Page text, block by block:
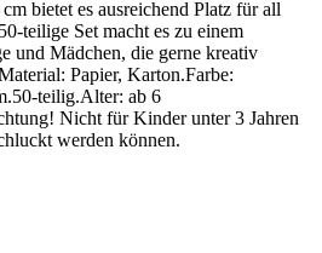
bietet es ausreichend Platz für all
teilige Set macht es zu einem
und Mädchen, die gerne kreativ
Papier, Karton.Farbe:
teilig.Alter: ab 6
Nicht für Kinder unter 3 Jahren
werden können.